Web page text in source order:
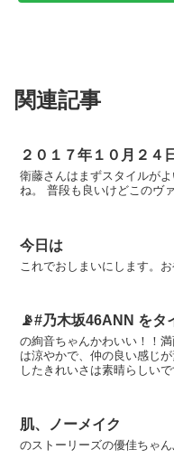
関連記事
２０１７年１０月２
衛藤さんはまずスタイルが
ね。 普段も良いけどこのヴ
今日は
これでおしまいにします。お
📡#乃木坂46ANN をタ
の絢音ちゃんかわいい！！
は涼やかで、仲の良い感じ
したきれいさは素晴らしいで
肌、ノーメイク
のストーリーズの優佳ちゃ